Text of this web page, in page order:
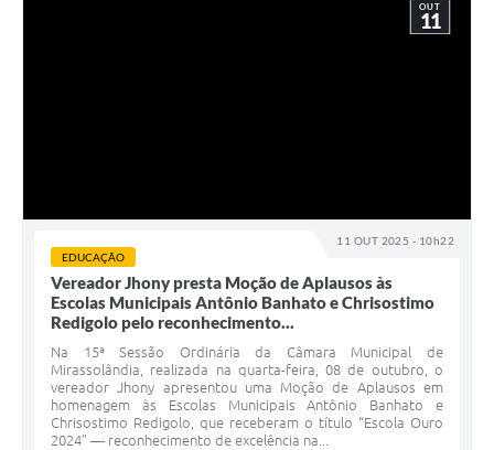
11 OUT 2025 - 10h22
OUT
11
EDUCAÇÃO
Vereador Jhony presta Moção de Aplausos às
Escolas Municipais Antônio Banhato e Chrisostimo
Redigolo pelo reconhecimento...
Na 15ª Sessão Ordinária da Câmara Municipal de
Mirassolândia, realizada na quarta-feira, 08 de outubro, o
vereador Jhony apresentou uma Moção de Aplausos em
homenagem às Escolas Municipais Antônio Banhato e
Chrisostimo Redigolo, que receberam o título “Escola Ouro
2024” — reconhecimento de excelência na...